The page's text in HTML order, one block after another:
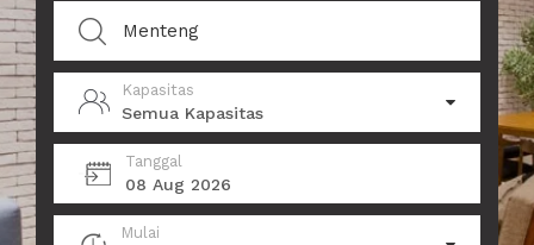
Kapasitas
Semua Kapasitas
Tanggal
08 Aug 2026
Mulai